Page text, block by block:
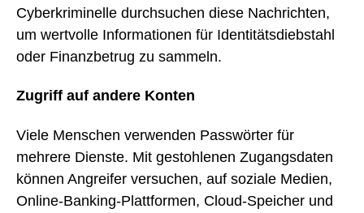
Cyberkriminelle durchsuchen diese Nachrichten,
um wertvolle Informationen für Identitätsdiebstahl
oder Finanzbetrug zu sammeln.
Zugriff auf andere Konten
Viele Menschen verwenden Passwörter für
mehrere Dienste. Mit gestohlenen Zugangsdaten
können Angreifer versuchen, auf soziale Medien,
Online-Banking-Plattformen, Cloud-Speicher und